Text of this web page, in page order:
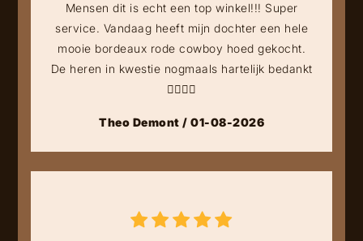
Mensen dit is echt een top winkel!!! Super
service. Vandaag heeft mijn dochter een hele
mooie bordeaux rode cowboy hoed gekocht.
De heren in kwestie nogmaals hartelijk bedankt
👍🏻👍🏻
Theo Demont / 01-08-2026